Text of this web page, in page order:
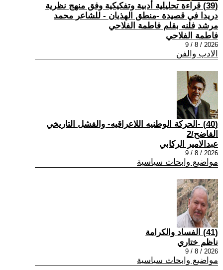
(39) قراءة تحليلية أدبية وتفكيكية وفق منهج نظرية
دريدا في قصيدة -منطق الهذيان - للشاعر محمد
مرشد فلنه بقلم فاطمة الفلاحي
فاطمة الفلاحي
2026 / 8 / 9
الادب والفن
(40) -الحركة الوطنيه اللاعراقيه- والفشل التاريخي
الفاضح/2
عبدالامير الركابي
2026 / 8 / 9
مواضيع وابحاث سياسية
(41) الفساد والكرامة
ناظم ختاري
2026 / 8 / 9
مواضيع وابحاث سياسية